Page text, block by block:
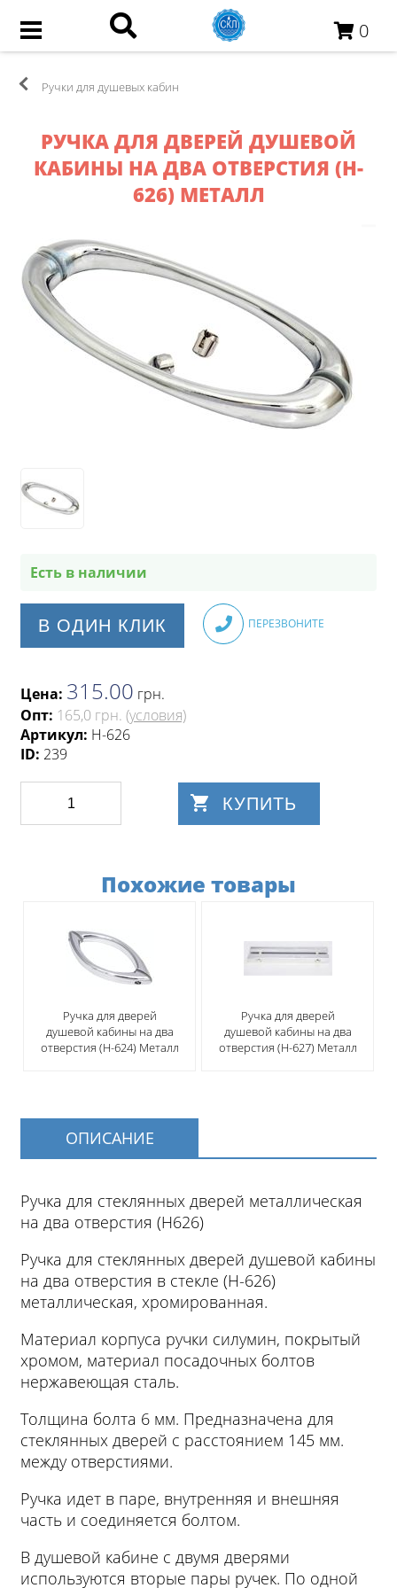
0
Ручки для душевых кабин
РУЧКА ДЛЯ ДВЕРЕЙ ДУШЕВОЙ
КАБИНЫ НА ДВА ОТВЕРСТИЯ (H-
626) МЕТАЛЛ
Есть в наличии
В ОДИН КЛИК ПЕРЕЗВОНИТЕ
Цена: 315.00 грн.
Опт: 165,0 грн. (условия)
Артикул: H-626
ID: 239
КУПИТЬ
Похожие товары
Ручка для дверей
душевой кабины на два
отверстия (H-624) Металл
Ручка для дверей
душевой кабины на два
отверстия (H-627) Металл
ОПИСАНИЕ
Ручка для стеклянных дверей металлическая
на два отверстия (Н626)
Ручка для стеклянных дверей душевой кабины
на два отверстия в стекле (H-626)
металлическая, хромированная.
Материал корпуса ручки силумин, покрытый
хромом, материал посадочных болтов
нержавеющая сталь.
Толщина болта 6 мм. Предназначена для
стеклянных дверей с расстоянием 145 мм.
между отверстиями.
Ручка идет в паре, внутренняя и внешняя
часть и соединяется болтом.
В душевой кабине с двумя дверями
используются вторые пары ручек. По одной